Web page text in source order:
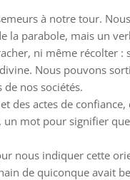
à notre tour.
la parabole, mais un
ni même récolter :
Nous pouvons
nos sociétés.
des actes de
mot pour signifier
nous indiquer cette
de quiconque avait